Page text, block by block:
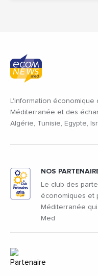
L'information
Méditerranée et des
Algérie, Tunisie, Egypte,
NOS
Le club des
économiques et
Méditerranée
Med